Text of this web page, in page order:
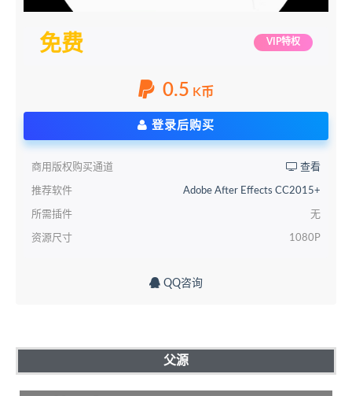
免费 VIP特权
0.5 K币
登录后购买
商用版权购买通道 查看
推荐软件 Adobe After Effects CC2015+
所需插件 无
资源尺寸 1080P
QQ咨询
父源